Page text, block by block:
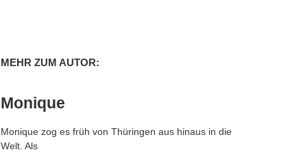
MEHR ZUM AUTOR:
Monique
Monique zog es früh von Thüringen aus hinaus in die
Welt. Als